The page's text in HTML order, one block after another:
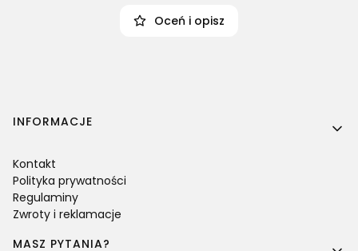
Oceń i opisz
Linki w stopce
INFORMACJE
Kontakt
Polityka prywatności
Regulaminy
Zwroty i reklamacje
MASZ PYTANIA?